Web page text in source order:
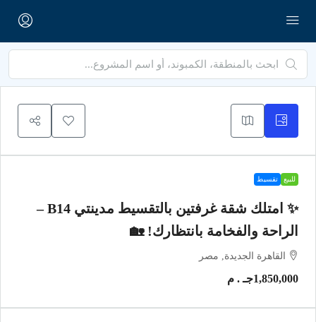
للبيع تقسيط
✨ امتلك شقة غرفتين بالتقسيط مدينتي B14 –
الراحة والفخامة بانتظارك! 🏡
القاهرة الجديدة, مصر
1,850,000جـ . م